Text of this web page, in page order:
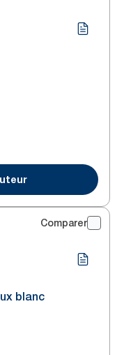
Comparer
blanc